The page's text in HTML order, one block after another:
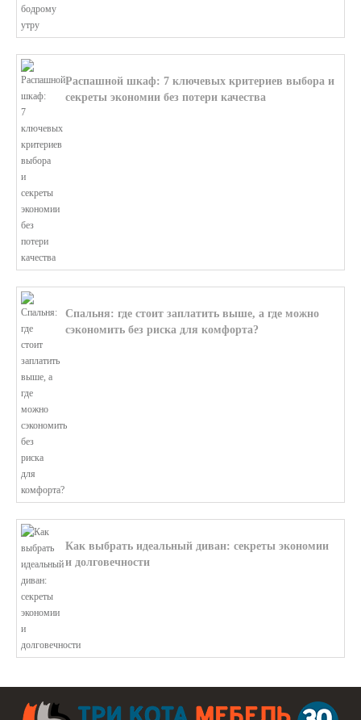
Распашной шкаф: 7 ключевых критериев выбора и
секреты экономии без потери качества
Спальня: где стоит заплатить выше, а где можно
сэкономить без риска для комфорта?
Как выбрать идеальный диван: секреты экономии
и долговечности